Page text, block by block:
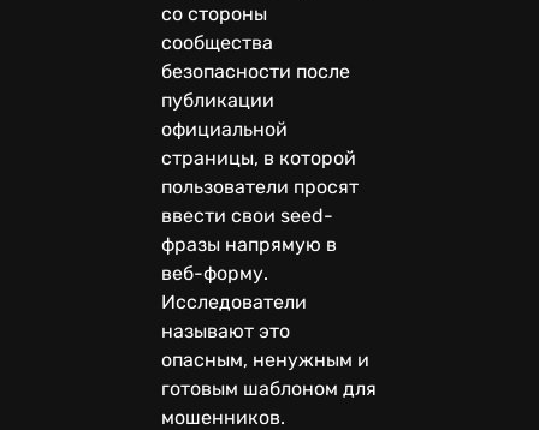
со стороны
сообщества
безопасности после
публикации
официальной
страницы, в которой
пользователи просят
ввести свои seed-
фразы напрямую в
веб-форму.
Исследователи
называют это
опасным, ненужным и
готовым шаблоном для
мошенников.